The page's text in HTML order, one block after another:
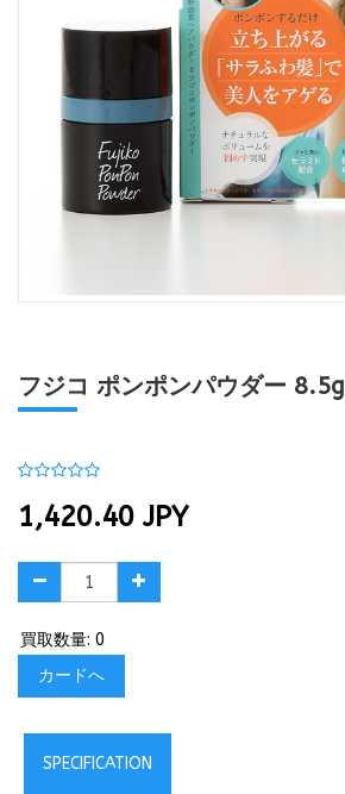
フジコ ポンポンパウダー 8.5g
1,420.40 JPY
買取数量: 0
カードへ
SPECIFICATION